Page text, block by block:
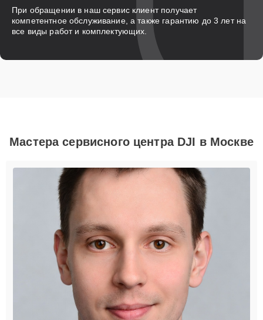
При обращении в наш сервис клиент получает
компетентное обслуживание, а также гарантию до 3 лет на
все виды работ и комплектующих.
Мастера сервисного центра DJI в Москве